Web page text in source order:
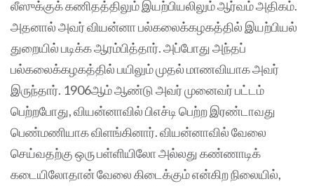
லீஸுக்குக் கணிதத்திலும் இயற்பியலிலும் ஆர்வம் அதிகம்.
அதனால் அவர் வியன்னா பல்கலைக்கழகத்தில் இயற்பியல்
துறையில் படிக்க ஆரம்பித்தார். அப்போது அந்தப்
பல்கலைக்கழகத்தில் பயிலும் முதல் மாணவியாக அவர்
இருந்தார். 1906ஆம் ஆண்டு அவர் முனைவர் பட்டம்
பெற்றபோது, வியன்னாவில் பிஎச்டி பெற்ற இரண்டாவது
பெண்மணியாக விளங்கினார். வியன்னாவில் வேலை
செய்வதற்கு ஒரு பள்ளியிலோ அல்லது கண்ணாடிக்
கடையிலோதான் வேலை கிடைக்கும் என்கிற நிலையில்,